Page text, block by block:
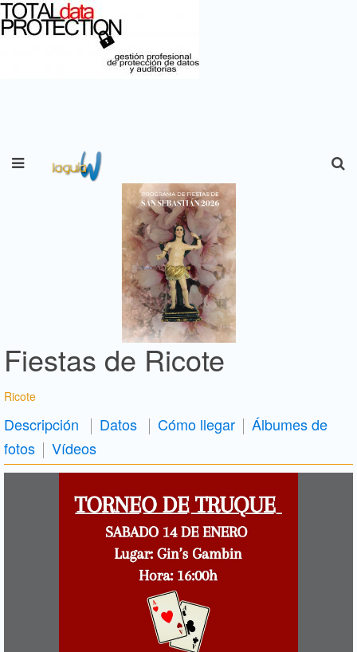
Fiestas de Ricote
Ricote
Descripción Datos Cómo llegar
Álbumes de
fotos
Vídeos